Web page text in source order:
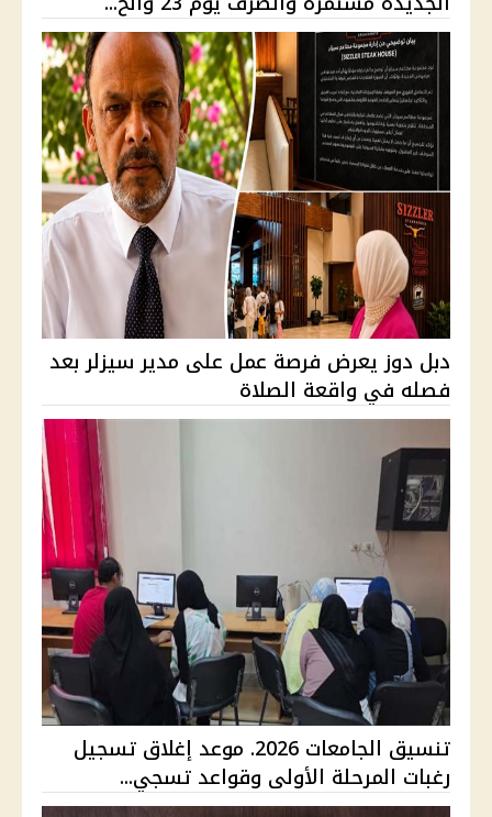
دبل دوز يعرض فرصة عمل على مدير سيزلر بعد
فصله في واقعة الصلاة
تنسيق الجامعات 2026. موعد إغلاق تسجيل
رغبات المرحلة الأولى وقواعد تسجي...